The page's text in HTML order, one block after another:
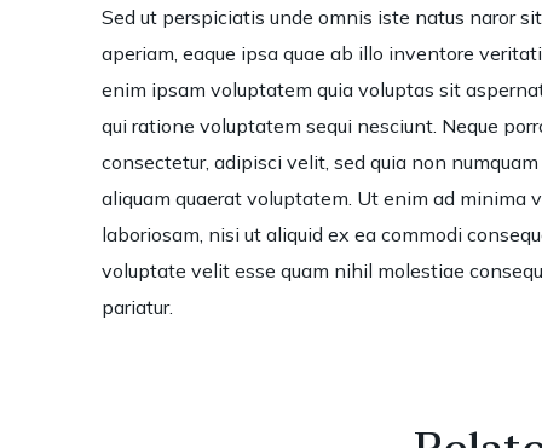
Sed ut perspiciatis unde omnis iste natus naror
aperiam, eaque ipsa quae ab illo inventore
enim ipsam voluptatem quia voluptas sit
qui ratione voluptatem sequi nesciunt. Neque
consectetur, adipisci velit, sed quia non
aliquam quaerat voluptatem. Ut enim ad minima
laboriosam, nisi ut aliquid ex ea commodi
voluptate velit esse quam nihil molestiae
pariatur.